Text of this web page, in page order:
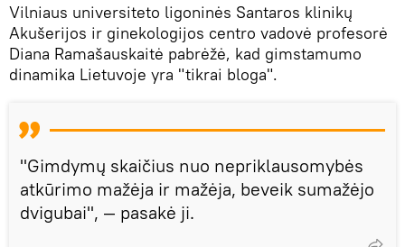
Vilniaus universiteto ligoninės Santaros klinikų
Akušerijos ir ginekologijos centro vadovė profesorė
Diana Ramašauskaitė pabrėžė, kad gimstamumo
dinamika Lietuvoje yra "tikrai bloga".
"Gimdymų skaičius nuo nepriklausomybės
atkūrimo mažėja ir mažėja, beveik sumažėjo
dvigubai", — pasakė ji.